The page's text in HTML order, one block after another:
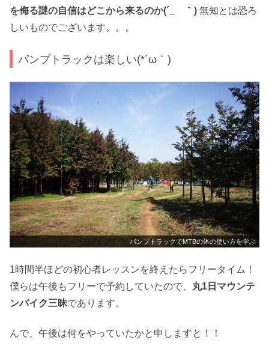
を侮る謎の自信はどこから来るのか(´_ゝ｀) 無知とは恐ろ
しいものでございます。。。
パンプトラックは楽しい(*´ω｀)
パンプトラックでMTBの体の使い方を学ぶ
1時間半ほどの初心者レッスンを終えたらフリータイム！
僕らは午後もフリーで予約していたので、 丸1日マウンテ
ンバイク三昧であります。
んで、午後は何をやっていたかと申しますと！！